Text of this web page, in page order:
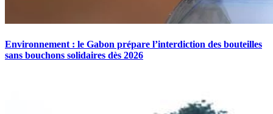
Environnement : le Gabon prépare l’interdiction des bouteilles
sans bouchons solidaires dès 2026